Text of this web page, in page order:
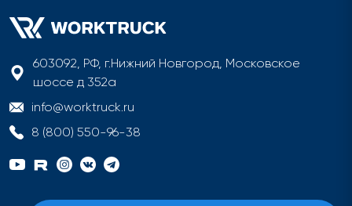
603092, РФ, г.Нижний Новгород, Московское
шоссе д 352а
info@worktruck.ru
8 (800) 550-96-38